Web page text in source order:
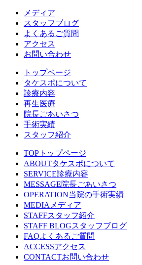
メディア
スタッフブログ
よくあるご質問
アクセス
お問い合わせ
トップページ
タケスポについて
診療内容
再生医療
院長ごあいさつ
手術実績
スタッフ紹介
TOP トップページ
ABOUTタケスポについて
SERVICE診療内容
MESSAGE院長ごあいさつ
OPERATION当院の手術実績
MEDIA メディア
STAFFスタッフ紹介
STAFF BLOGスタッフブログ
FAQよくあるご質問
ACCESSアクセス
CONTACTお問い合わせ